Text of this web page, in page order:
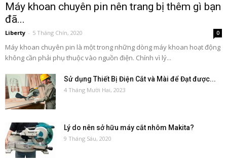
Máy khoan chuyên pin nên trang bị thêm gì bạn
đã...
Liberty - 5 Tháng Chín, 2020 0
Máy khoan chuyên pin là một trong những dòng máy khoan hoạt động
không cần phải phụ thuộc vào nguồn điện. Chính vì lý...
Sử dụng Thiết Bị Điện Cắt và Mài để Đạt được...
4 Tháng Mười Hai, 2023
Lý do nên sở hữu máy cắt nhôm Makita?
9 Tháng Sáu, 2020